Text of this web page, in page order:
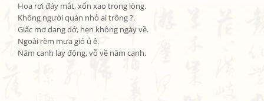
Hoa rơi đáy mắt, xốn xao trong lòng.
Không người quán nhỏ ai trông ?.
Giấc mơ dang dở, hẹn không ngày về.
Ngoài rèm mưa gió ủ ê.
Năm canh lay động, vỗ về năm canh.